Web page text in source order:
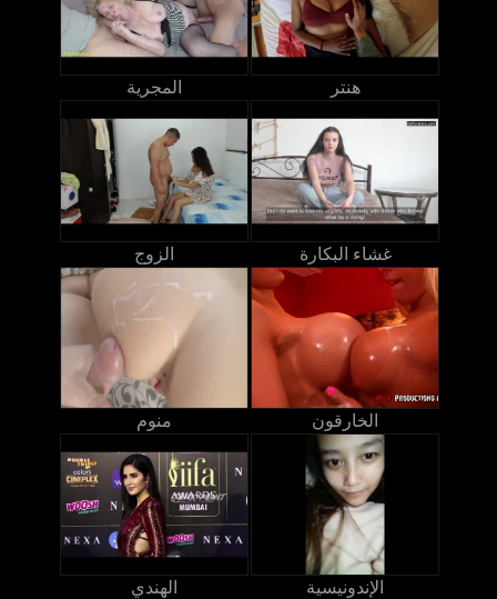
المجرية هنتر
الزوج غشاء البكارة
منوم الخارقون
الهندي الإندونيسية